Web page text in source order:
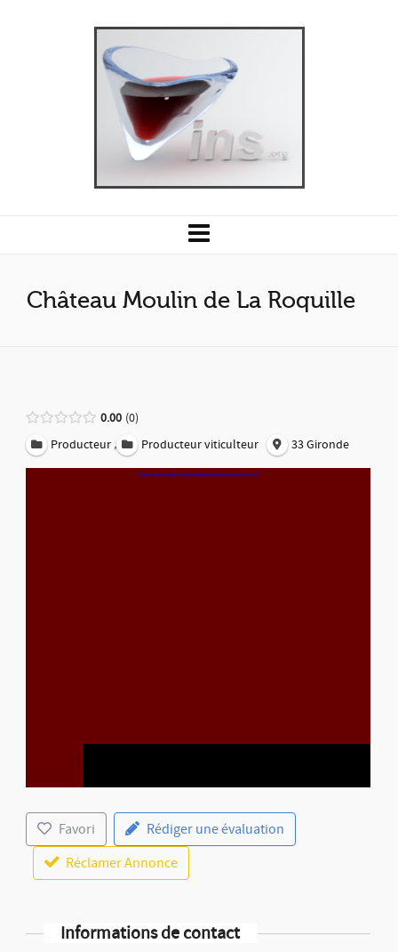
Château Moulin de La Roquille
0.00 0
Producteur , Producteur viticulteur 33 Gironde
Favori
Rédiger une évaluation
Réclamer Annonce
Informations de contact